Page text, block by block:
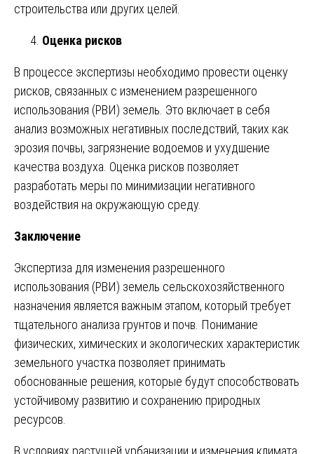
строительства или других целей.
Оценка рисков
В процессе экспертизы необходимо провести оценку
рисков, связанных с изменением разрешенного
использования (РВИ) земель. Это включает в себя
анализ возможных негативных последствий, таких как
эрозия почвы, загрязнение водоемов и ухудшение
качества воздуха. Оценка рисков позволяет
разработать меры по минимизации негативного
воздействия на окружающую среду.
Заключение
Экспертиза для изменения разрешенного
использования (РВИ) земель сельскохозяйственного
назначения является важным этапом, который требует
тщательного анализа грунтов и почв. Понимание
физических, химических и экологических характеристик
земельного участка позволяет принимать
обоснованные решения, которые будут способствовать
устойчивому развитию и сохранению природных
ресурсов.
В условиях растущей урбанизации и изменения климата,